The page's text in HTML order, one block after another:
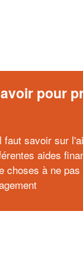
pour
faut savoir sur
aides
choses à ne